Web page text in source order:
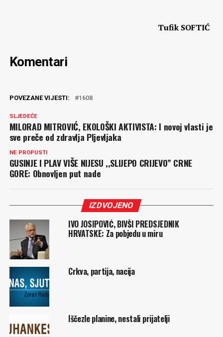
Tufik SOFTIĆ
Komentari
POVEZANE VIJESTI: 1608
SLJEDEĆE
MILORAD MITROVIĆ, EKOLOŠKI AKTIVISTA: I novoj vlasti je
sve preče od zdravlja Pljevljaka
NE PROPUSTI
GUSINJE I PLAV VIŠE NIJESU ,,SLIJEPO CRIJEVO” CRNE
GORE: Obnovljen put nade
IZDVOJENO
IVO JOSIPOVIĆ, BIVŠI PREDSJEDNIK
HRVATSKE: Za pobjedu u miru
Crkva, partija, nacija
Iščezle planine, nestali prijatelji